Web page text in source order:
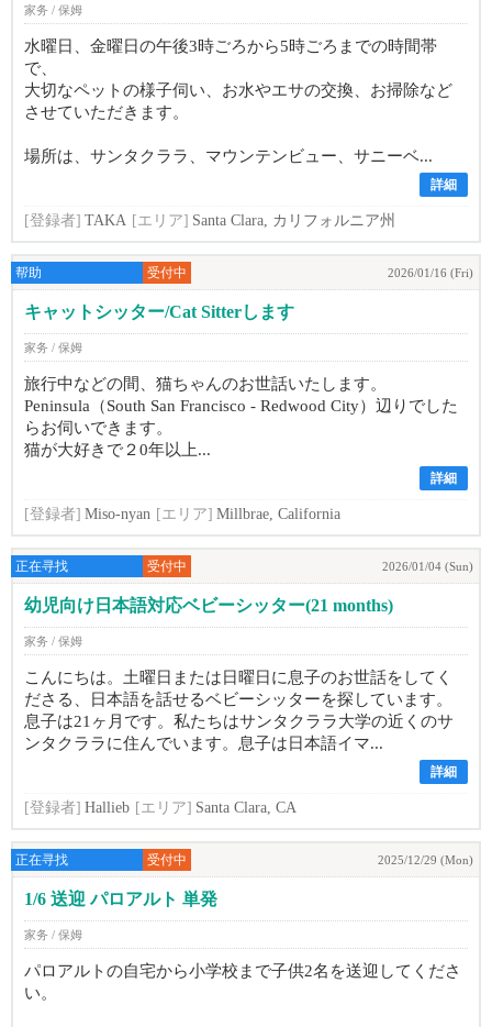
家务 / 保姆
水曜日、金曜日の午後3時ごろから5時ごろまでの時間帯
で、
大切なペットの様子伺い、お水やエサの交換、お掃除など
させていただきます。
場所は、サンタクララ、マウンテンビュー、サニーベ...
詳細
[登録者] TAKA [エリア] Santa Clara, カリフォルニア州
帮助 受付中 2026/01/16 (Fri)
キャットシッター/Cat Sitterします
家务 / 保姆
旅行中などの間、猫ちゃんのお世話いたします。
Peninsula（South San Francisco - Redwood City）辺りでした
らお伺いできます。
猫が大好きで２0年以上...
詳細
[登録者] Miso-nyan [エリア] Millbrae, California
正在寻找 受付中 2026/01/04 (Sun)
幼児向け日本語対応ベビーシッター(21 months)
家务 / 保姆
こんにちは。土曜日または日曜日に息子のお世話をしてく
ださる、日本語を話せるベビーシッターを探しています。
息子は21ヶ月です。私たちはサンタクララ大学の近くのサ
ンタクララに住んでいます。息子は日本語イマ...
詳細
[登録者] Hallieb [エリア] Santa Clara, CA
正在寻找 受付中 2025/12/29 (Mon)
1/6 送迎 パロアルト 単発
家务 / 保姆
パロアルトの自宅から小学校まで子供2名を送迎してくださ
い。